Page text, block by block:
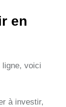
en
ligne, voici
à investir,